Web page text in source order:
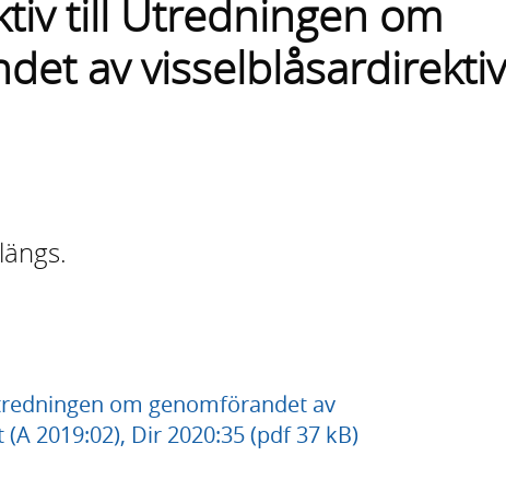
till Utredningen om
av
om genomförandet av
2019:02), Dir 2020:35 (pdf 37 kB)